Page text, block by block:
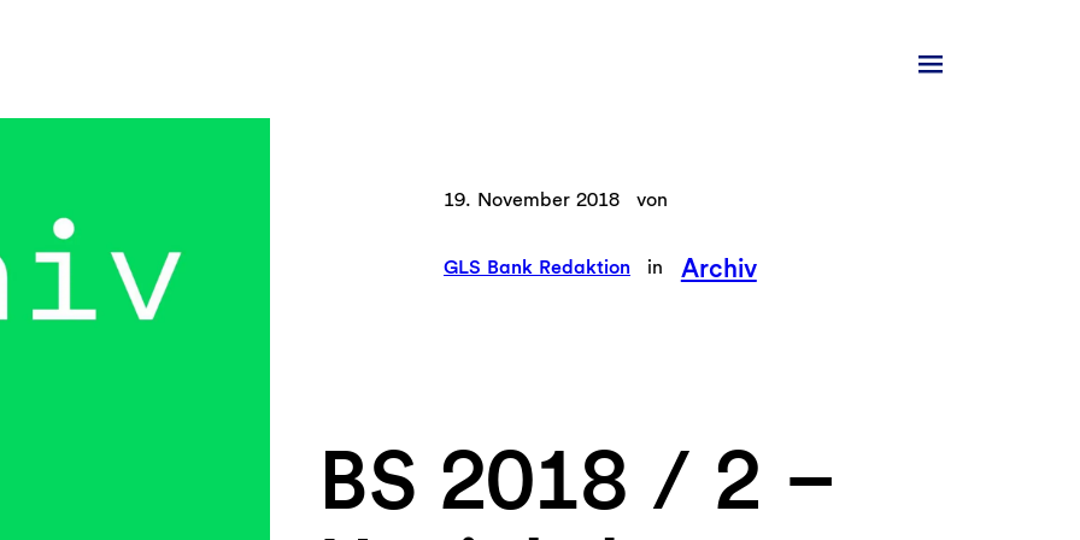
19. November 2018 von
GLS Bank Redaktion in Archiv
BS 2018 / 2 –